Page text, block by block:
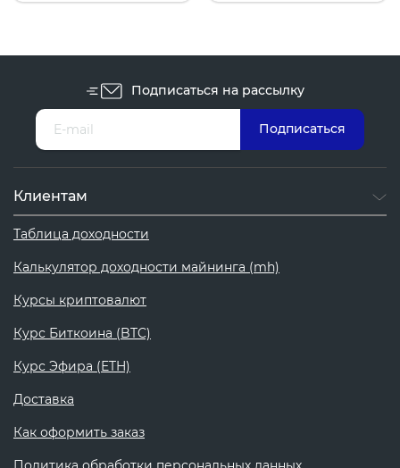
Подписаться на рассылку
Клиентам
Таблица доходности
Калькулятор доходности майнинга (mh)
Курсы криптовалют
Курс Биткоина (BTC)
Курс Эфира (ETH)
Доставка
Как оформить заказ